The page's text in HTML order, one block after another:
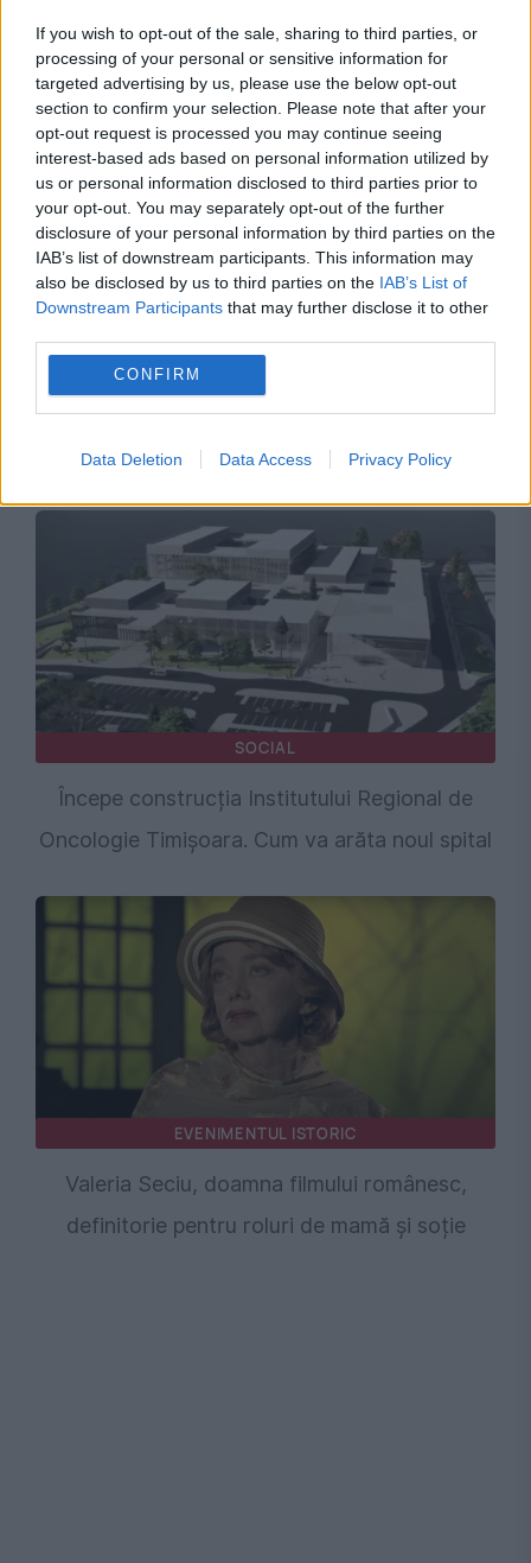
If you wish to opt-out of the sale, sharing to third parties, or
processing of your personal or sensitive information for
targeted advertising by us, please use the below opt-out
section to confirm your selection. Please note that after your
opt-out request is processed you may continue seeing
interest-based ads based on personal information utilized by
us or personal information disclosed to third parties prior to
your opt-out. You may separately opt-out of the further
disclosure of your personal information by third parties on the
IAB’s list of downstream participants. This information may
also be disclosed by us to third parties on the IAB’s List of
Downstream Participants that may further disclose it to other
CONFIRM
Data Deletion Data Access Privacy Policy
adresa lui Bolojan
POLITICA
PSD acuză un abuz în serviciu la Timișoara.
Social-democrații solicită ANI și MAI să
anuleze sancțiunea primită de Dominic Fritz
SOCIAL
Începe construcția Institutului Regional de
Oncologie Timișoara. Cum va arăta noul spital
EVENIMENTUL ISTORIC
Valeria Seciu, doamna filmului românesc,
definitorie pentru roluri de mamă și soție